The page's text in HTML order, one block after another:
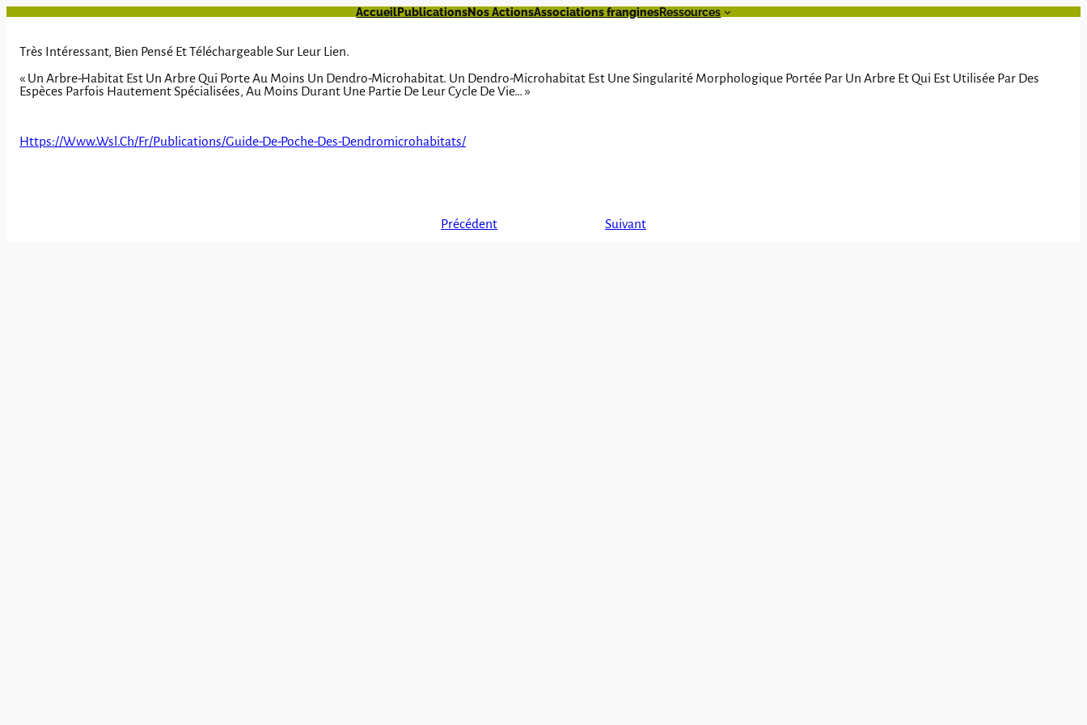
AccueilPublicationsNos ActionsAssociations franginesRessources
Très Intéressant, Bien Pensé Et Téléchargeable Sur Leur Lien.
« Un Arbre-Habitat Est Un Arbre Qui Porte Au Moins Un Dendro-Microhabitat. Un Dendro-Microhabitat Est Une Singularité Morphologique Portée Par Un Arbre Et Qui Est Utilisée Par Des
Espèces Parfois Hautement Spécialisées, Au Moins Durant Une Partie De Leur Cycle De Vie… »
Https://www.wsl.ch/fr/publications/guide-De-Poche-Des-Dendromicrohabitats/
Précédent Suivant